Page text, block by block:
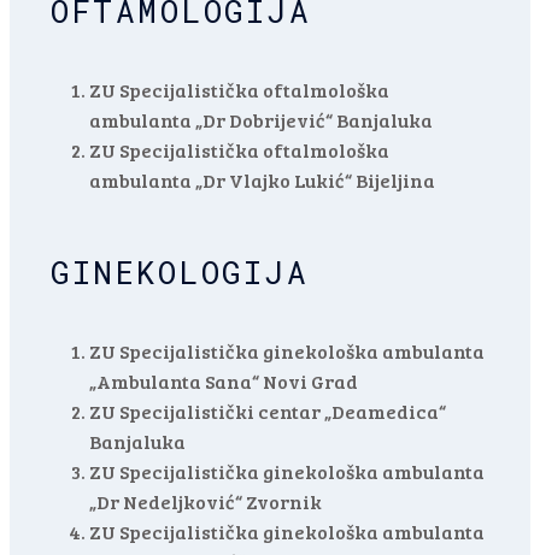
OFTAMOLOGIJA
ZU Specijalistička oftalmološka
ambulanta „Dr Dobrijević“ Banjaluka
ZU Specijalistička oftalmološka
ambulanta „Dr Vlajko Lukić“ Bijeljina
GINEKOLOGIJA
ZU Specijalistička ginekološka ambulanta
„Ambulanta Sana“ Novi Grad
ZU Specijalistički centar „Deamedica“
Banjaluka
ZU Specijalistička ginekološka ambulanta
„Dr Nedeljković“ Zvornik
ZU Specijalistička ginekološka ambulanta